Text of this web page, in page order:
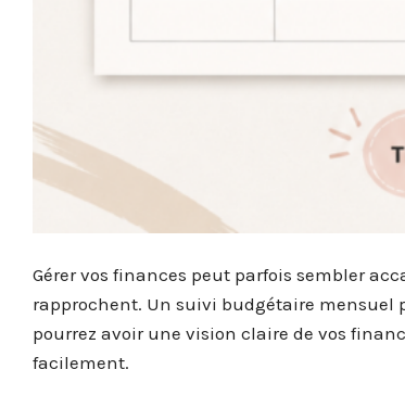
Gérer vos finances peut parfois sembler
rapprochent. Un suivi budgétaire mensuel
pourrez avoir une vision claire de vos
facilement.